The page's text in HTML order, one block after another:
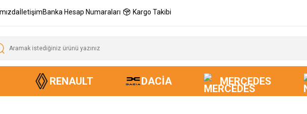
İletişimBanka Hesap Numaraları Kargo Takibi
RENAULT DACIA MERCEDES